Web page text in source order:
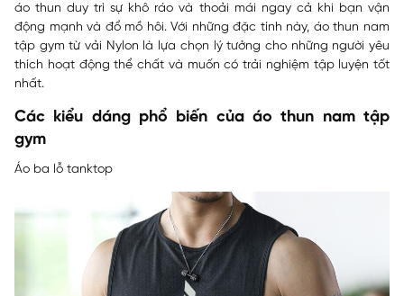
áo thun duy trì sự khô ráo và thoải mái ngay cả khi bạn vận
động mạnh và đổ mồ hôi. Với những đặc tính này, áo thun nam
tập gym từ vải Nylon là lựa chọn lý tưởng cho những người yêu
thích hoạt động thể chất và muốn có trải nghiệm tập luyện tốt
nhất.
Các kiểu dáng phổ biến của áo thun nam tập
gym
Áo ba lỗ tanktop